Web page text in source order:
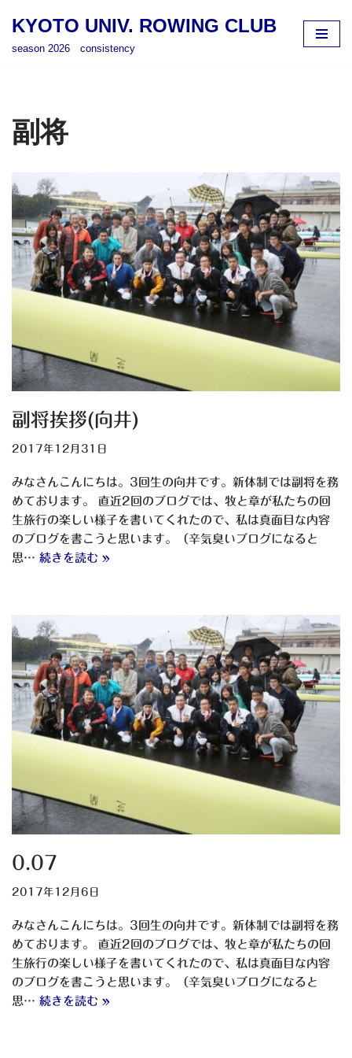
ツ
へ
ッ
プ
KYOTO UNIV. ROWING CLUB
season 2026 consistency
副将
副将挨拶(向井)
2017年12月31日
みなさんこんにちは。3回生の向井です。新体制では副将を務
めております。 直近2回のブログでは、牧と章が私たちの回
生旅行の楽しい様子を書いてくれたので、私は真面目な内容
のブログを書こうと思います。（辛気臭いブログになると
思… 続きを読む »
0.07
2017年12月6日
みなさんこんにちは。3回生の向井です。新体制では副将を務
めております。 直近2回のブログでは、牧と章が私たちの回
生旅行の楽しい様子を書いてくれたので、私は真面目な内容
のブログを書こうと思います。（辛気臭いブログになると
思… 続きを読む »